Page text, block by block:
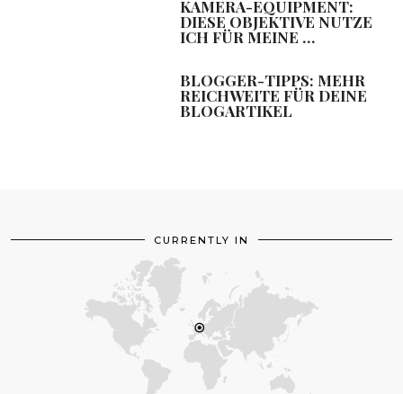
KAMERA-EQUIPMENT:
DIESE OBJEKTIVE NUTZE
ICH FÜR MEINE …
BLOGGER-TIPPS: MEHR
REICHWEITE FÜR DEINE
BLOGARTIKEL
CURRENTLY IN